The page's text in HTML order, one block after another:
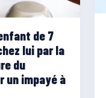
de 7
lui par la
du
un impayé à